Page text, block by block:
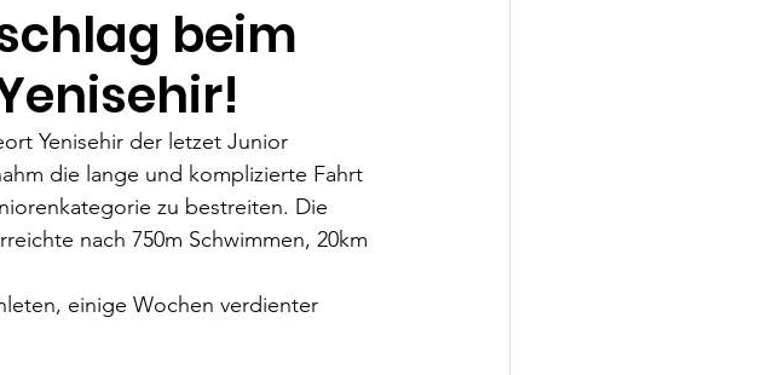
beim
Yenisehir der letzet Junior
die lange und komplizierte Fahrt
zu bestreiten. Die
nach 750m Schwimmen, 20km
einige Wochen verdienter